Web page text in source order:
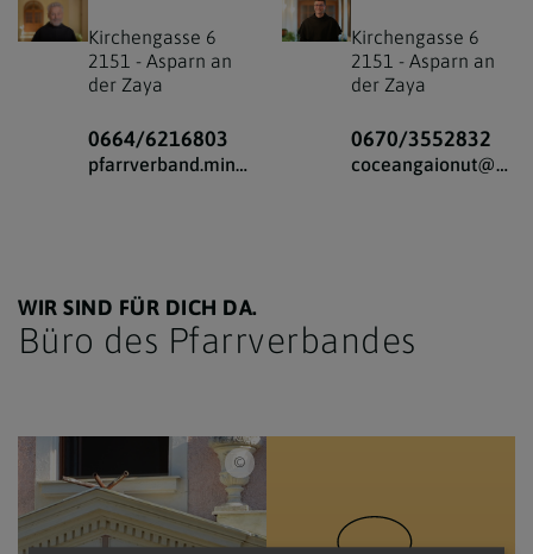
Kirchengasse 6
2151 - Asparn an
der Zaya
0664/6216803
pfarrverband.minoriten-weinviertel@katholischekirche.at
Kirchengasse 6
2151 -Asparn an
der Zaya
0670/3552832
coceangaionut@yahoo.ro
WIR SIND FÜR DICH DA.
Büro des Pfarrverbandes